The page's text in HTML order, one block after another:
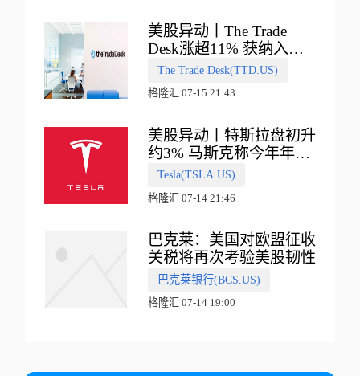
美股异动丨The Trade
Desk涨超11% 获纳入标
普500指数
The Trade Desk(TTD.US)
格隆汇 07-15 21:43
美股异动丨特斯拉盘初升
约3% 马斯克称今年年底
会有‘史诗级震撼’的演示
Tesla(TSLA.US)
格隆汇 07-14 21:46
巴克莱：美国对欧盟征收
关税将再次考验美股韧性
巴克莱银行(BCS.US)
格隆汇 07-14 19:00